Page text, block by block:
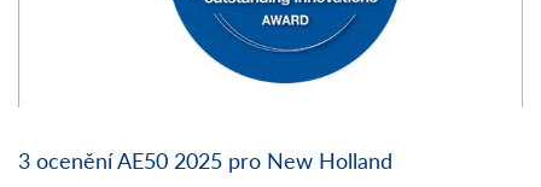
3 ocenění AE50 2025 pro New Holland